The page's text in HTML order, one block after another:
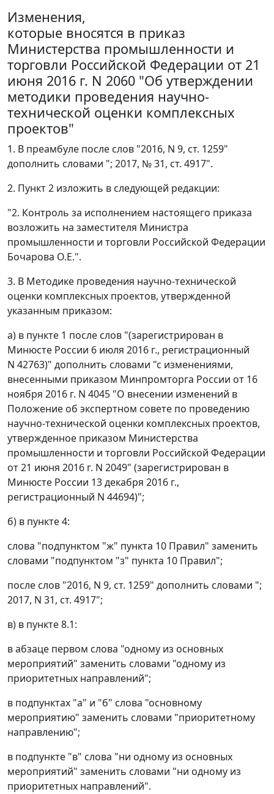
Изменения,
которые вносятся в приказ
Министерства промышленности и
торговли Российской Федерации от 21
июня 2016 г. N 2060 "Об утверждении
методики проведения научно-
технической оценки комплексных
проектов"
1. В преамбуле после слов "2016, N 9, ст. 1259"
дополнить словами "; 2017, № 31, ст. 4917".
2. Пункт 2 изложить в следующей редакции:
"2. Контроль за исполнением настоящего приказа
возложить на заместителя Министра
промышленности и торговли Российской Федерации
Бочарова О.Е.".
3. В Методике проведения научно-технической
оценки комплексных проектов, утвержденной
указанным приказом:
а) в пункте 1 после слов "(зарегистрирован в
Минюсте России 6 июля 2016 г., регистрационный
N 42763)" дополнить словами "с изменениями,
внесенными приказом Минпромторга России от 16
ноября 2016 г. N 4045 "О внесении изменений в
Положение об экспертном совете по проведению
научно-технической оценки комплексных проектов,
утвержденное приказом Министерства
промышленности и торговли Российской Федерации
от 21 июня 2016 г. N 2049" (зарегистрирован в
Минюсте России 13 декабря 2016 г.,
регистрационный N 44694)";
б) в пункте 4:
слова "подпунктом "ж" пункта 10 Правил" заменить
словами "подпунктом "з" пункта 10 Правил";
после слов "2016, N 9, ст. 1259" дополнить словами ";
2017, N 31, ст. 4917";
в) в пункте 8.1:
в абзаце первом слова "одному из основных
мероприятий" заменить словами "одному из
приоритетных направлений";
в подпунктах "а" и "б" слова "основному
мероприятию" заменить словами "приоритетному
направлению";
в подпункте "в" слова "ни одному из основных
мероприятий" заменить словами "ни одному из
приоритетных направлений".